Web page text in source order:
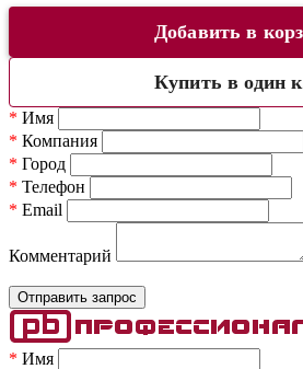
Добавить в
Купить в один
* Имя
* Компания
* Город
* Телефон
* Email
Комментарий
* Имя